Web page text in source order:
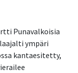
Punavalkoisia
ympäri
kantaesitetty,